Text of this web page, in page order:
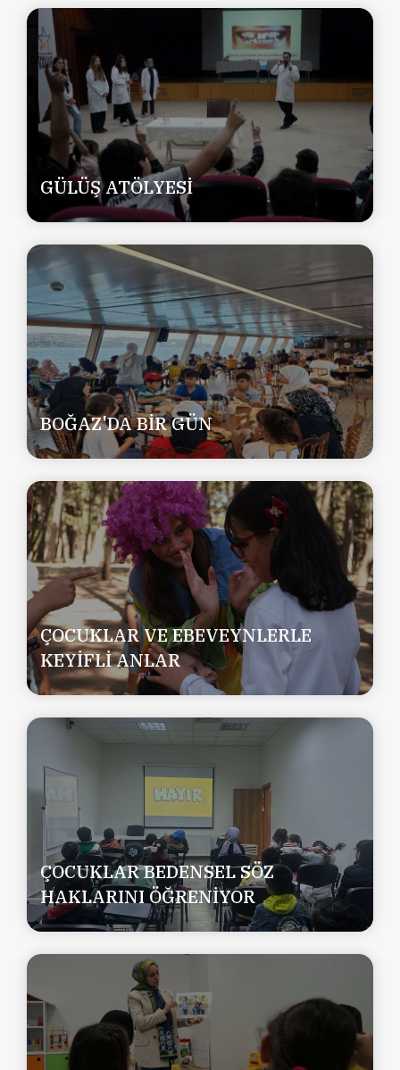
GÜLÜŞ ATÖLYESİ
BOĞAZ'DA BİR GÜN
ÇOCUKLAR VE EBEVEYNLERLE
KEYİFLİ ANLAR
ÇOCUKLAR BEDENSEL SÖZ
HAKLARINI ÖĞRENİYOR